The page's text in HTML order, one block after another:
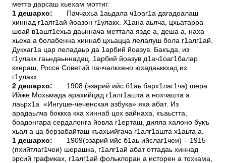
метта дарсаш хьехам моттиг.
1 дешархо:
Паччахьа 1аьдала ч1оаг1а дагадоалаш
хиннад г1алг1ай йоазон г1улакх. Х1ана аьлча, цхьатарра
шоай в1ашт1ехьа даьннача меттала язде а, деша а, наха
хьеха а болабенна хиннаб цхьацца лелалуш бола г1алг1ай.
Дукхаг1а цар леладаьр да 1арбий йоазув. Бакъда, из
г1улакх гаьндаьннадац. 1арбий йоазув д1ач1оаг1балар
кхераш, Россе Советий паччалкхено юхадаьккхад из
г1улакх.
2 дешархо: 1908 (эзарий ийс б1аь барх1лаг1ча) шера
Ийже Мохьмада арахийцад г1алг1ашта а нохчашта а
лаьрх1а «Ингуше-чеченская азбука» яха абат. Из
арадаьлча боккха кха хиннаб цох вайнаха, къаьстта,
боадонгара сердалонга йовла г1ерташ, дилла халоно букъ
хьал а ца берзабайташ къахьийгача г1алг1ашта х1аьта а.
1 дешархо: 1909(эзарий ийс б1аь ийслаг1чеи) – 1915
(пхийтлаг1чеи) шерашка, г1алг1ай абат оттадаь хиннад
эрсий графиках, г1алг1ай фольклоран а исторен а тохкама,